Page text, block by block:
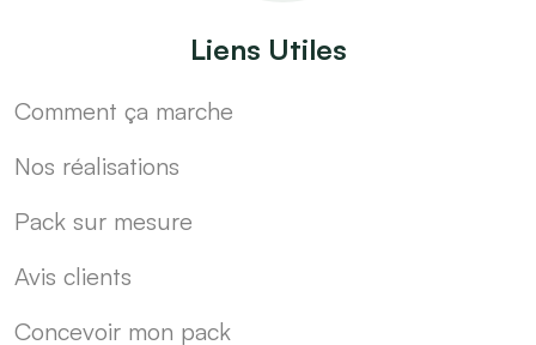
Liens Utiles
Comment ça marche
Nos réalisations
Pack sur mesure
Avis clients
Concevoir mon pack